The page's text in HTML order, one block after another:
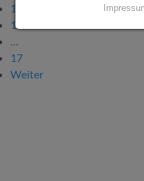
13
14
17
Weiter